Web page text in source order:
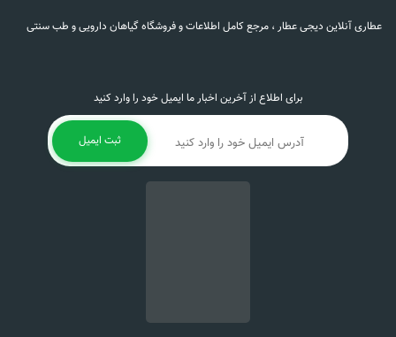
برای اطلاع از آخرین اخبار ما ایمیل خود را وارد کنید
ثبت ایمیل
عطاری آنلاین دیجی عطار ، مرجع کامل اطلاعات و فروشگاه گیاهان دارویی و طب سنتی